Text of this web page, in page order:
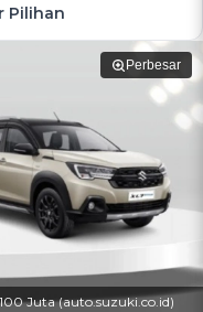
Pilihan
Perbesar
Juta (auto.suzuki.co.id)